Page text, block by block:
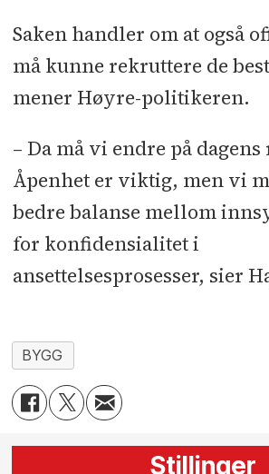
Saken handler om at også
må kunne rekruttere de
mener Høyre-politikeren.
– Da må vi endre på dagens
Åpenhet er viktig, men vi
bedre balanse mellom
for konfidensialitet i
ansettelsesprosesser, sier
BYGG
Stillinger